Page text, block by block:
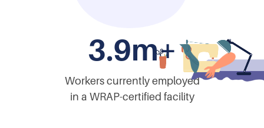
3.9m+
Workers currently employed
in a WRAP-certified facility